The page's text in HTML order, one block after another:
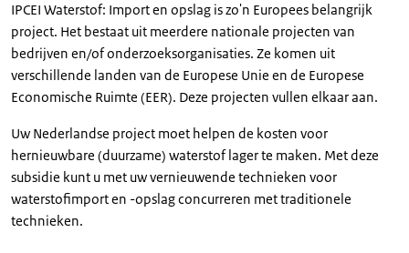
IPCEI Waterstof: Import en opslag is zo'n Europees belangrijk
project. Het bestaat uit meerdere nationale projecten van
bedrijven en/of onderzoeksorganisaties. Ze komen uit
verschillende landen van de Europese Unie en de Europese
Economische Ruimte (EER). Deze projecten vullen elkaar aan.
Uw Nederlandse project moet helpen de kosten voor
hernieuwbare (duurzame) waterstof lager te maken. Met deze
subsidie kunt u met uw vernieuwende technieken voor
waterstofimport en -opslag concurreren met traditionele
technieken.